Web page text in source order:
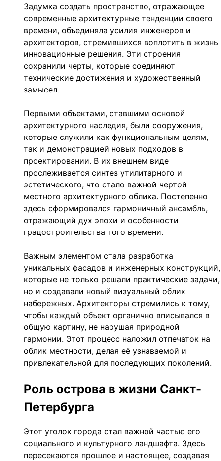
Задумка создать пространство, отражающее
современные архитектурные тенденции своего
времени, объединяла усилия инженеров и
архитекторов, стремившихся воплотить в жизнь
инновационные решения. Эти строения
сохранили черты, которые соединяют
технические достижения и художественный
замысел.
Первыми объектами, ставшими основой
архитектурного наследия, были сооружения,
которые служили как функциональным целям,
так и демонстрацией новых подходов в
проектировании. В их внешнем виде
прослеживается синтез утилитарного и
эстетического, что стало важной чертой
местного архитектурного облика. Постепенно
здесь сформировался гармоничный ансамбль,
отражающий дух эпохи и особенности
градостроительства того времени.
Важным элементом стала разработка
уникальных фасадов и инженерных конструкций,
которые не только решали практические задачи,
но и создавали новый визуальный облик
набережных. Архитекторы стремились к тому,
чтобы каждый объект органично вписывался в
общую картину, не нарушая природной
гармонии. Этот процесс наложил отпечаток на
облик местности, делая её узнаваемой и
привлекательной для последующих поколений.
Роль острова в жизни Санкт-
Петербурга
Этот уголок города стал важной частью его
социального и культурного ландшафта. Здесь
пересекаются прошлое и настоящее, создавая